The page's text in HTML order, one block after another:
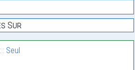
Sur
Seul